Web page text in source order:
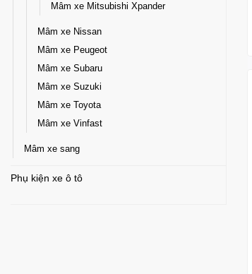
Mâm xe Mitsubishi Xpander
Mâm xe Nissan
Mâm xe Peugeot
Mâm xe Subaru
Mâm xe Suzuki
Mâm xe Toyota
Mâm xe Vinfast
Mâm xe sang
Phụ kiện xe ô tô